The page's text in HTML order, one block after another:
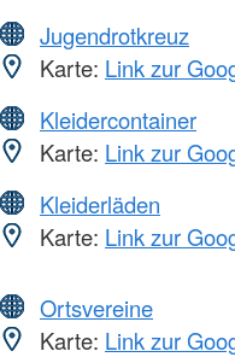
Jugendrotkreuz
Karte: Link zur
Kleidercontainer
Karte: Link zur
Kleiderläden
Karte: Link zur
Ortsvereine
Karte: Link zur